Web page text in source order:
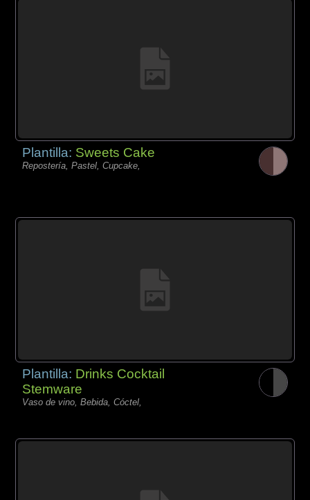
Plantilla: Sweets Cake
Repostería, Pastel, Cupcake,
Plantilla: Drinks Cocktail
Stemware
Vaso de vino, Bebida, Cóctel,